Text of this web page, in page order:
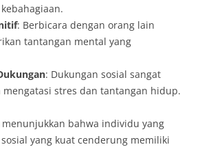
: Berbicara dengan orang lain
tantangan mental yang
: Dukungan sosial sangat
stres dan tantangan hidup.
bahwa individu yang
yang kuat cenderung memiliki